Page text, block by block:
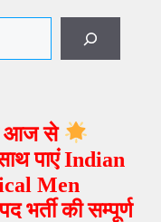
आज से
पाएं Indian
Men
भर्तीकी सम्पूर्ण